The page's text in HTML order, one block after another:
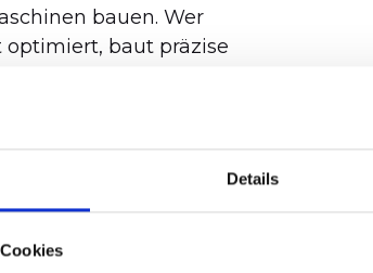
Details
bauen. Wer
baut präzise
sichtbar. Eine
bewältigen.
an die
dass jede nicht
wird.